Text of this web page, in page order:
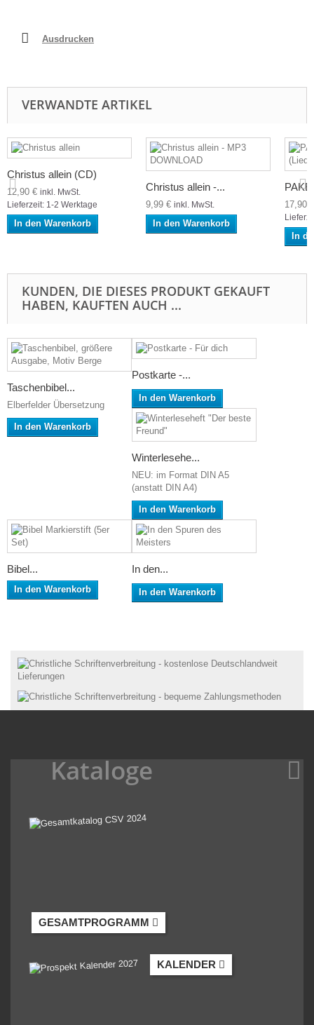
Ausdrucken
VERWANDTE ARTIKEL
Christus allein (CD)
12,90 € inkl. MwSt.
Lieferzeit: 1-2 Werktage
In den Warenkorb
Christus allein -...
9,99 € inkl. MwSt.
In den Warenkorb
17,90
In
KUNDEN, DIE DIESES PRODUKT GEKAUFT
HABEN, KAUFTEN AUCH ...
Taschenbibel...
Elberfelder Übersetzung
In den Warenkorb
Postkarte -...
In den Warenkorb
Winterlesehe...
NEU: im Format DIN A5
(anstatt DIN A4)
In den Warenkorb
Bibel...
In den Warenkorb
In den...
In den Warenkorb
Kataloge
GESAMTPROGRAMM
KALENDER